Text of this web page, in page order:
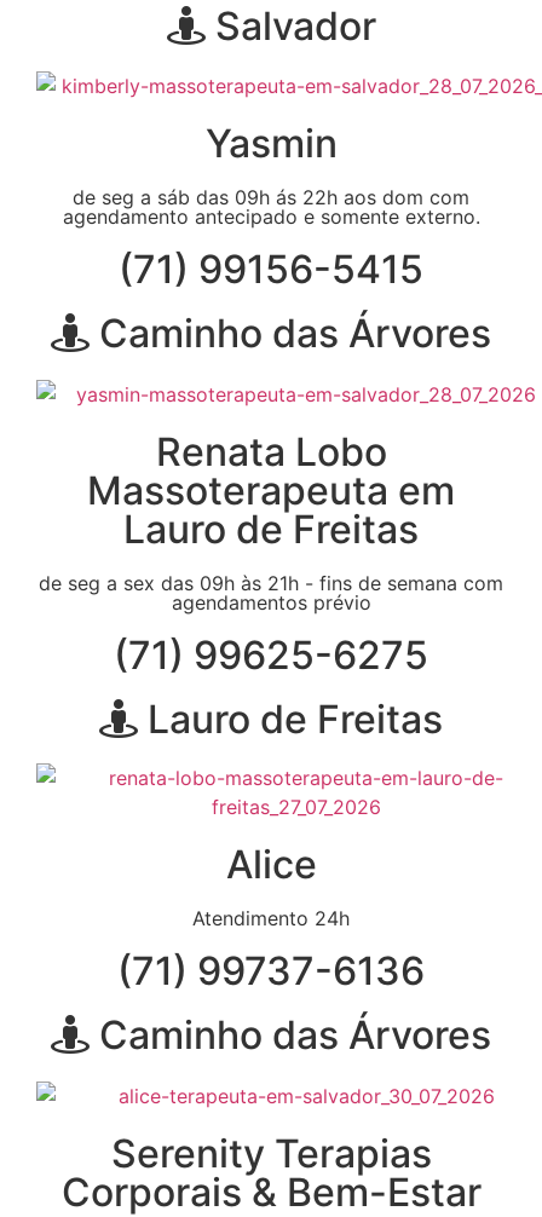
Salvador
Yasmin
de seg a sáb das 09h ás 22h aos dom com
agendamento antecipado e somente externo.
(71) 99156-5415
Caminho das Árvores
Renata Lobo
Massoterapeuta em
Lauro de Freitas
de seg a sex das 09h às 21h - fins de semana com
agendamentos prévio
(71) 99625-6275
Lauro de Freitas
Alice
Atendimento 24h
(71) 99737-6136
Caminho das Árvores
Serenity Terapias
Corporais & Bem-Estar